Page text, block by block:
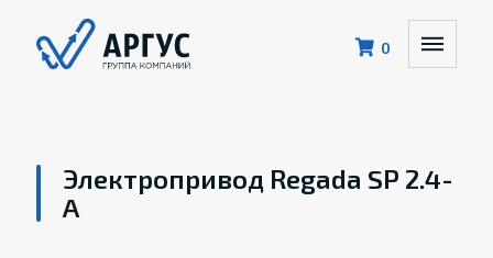
0
Электропривод Regada SP 2.4-
A